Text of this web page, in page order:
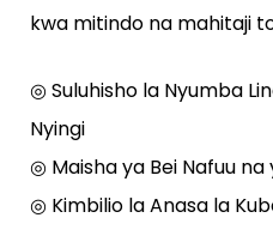
kwa mitindo na mahitaji
◎ Suluhisho la Nyumba
Nyingi
◎ Maisha ya Bei Nafuu na
◎ Kimbilio la Anasa la